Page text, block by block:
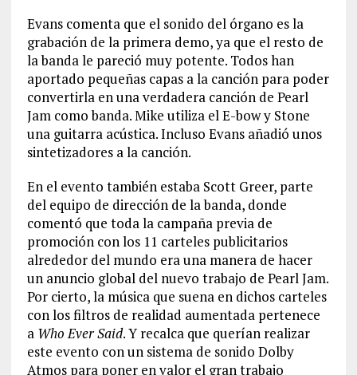
Evans comenta que el sonido del órgano es la
grabación de la primera demo, ya que el resto de
la banda le pareció muy potente. Todos han
aportado pequeñas capas a la canción para poder
convertirla en una verdadera canción de Pearl
Jam como banda. Mike utiliza el E-bow y Stone
una guitarra acústica. Incluso Evans añadió unos
sintetizadores a la canción.
En el evento también estaba Scott Greer, parte
del equipo de dirección de la banda, donde
comentó que toda la campaña previa de
promoción con los 11 carteles publicitarios
alrededor del mundo era una manera de hacer
un anuncio global del nuevo trabajo de Pearl Jam.
Por cierto, la música que suena en dichos carteles
con los filtros de realidad aumentada pertenece
a Who Ever Said. Y recalca que querían realizar
este evento con un sistema de sonido Dolby
Atmos para poner en valor el gran trabajo